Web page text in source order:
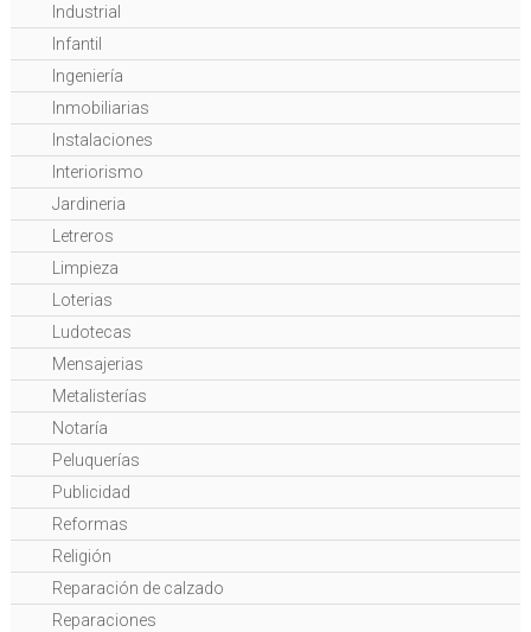
Industrial
Infantil
Ingeniería
Inmobiliarias
Instalaciones
Interiorismo
Jardineria
Letreros
Limpieza
Loterias
Ludotecas
Mensajerias
Metalisterías
Notaría
Peluquerías
Publicidad
Reformas
Religión
Reparación de calzado
Reparaciones